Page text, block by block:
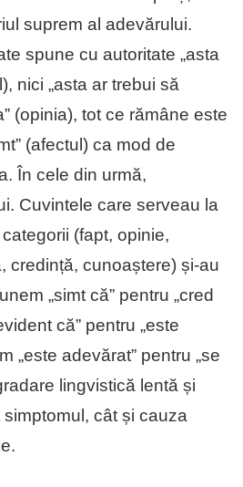
suprem al adevărului.
spune cu autoritate „asta
nici „asta ar trebui să
(opinia), tot ce rămâne este
(afectul) ca mod de
În cele din urmă,
Cuvintele care serveau la
(fapt, opinie,
credință, cunoaștere) și-au
„simt că” pentru „cred
că” pentru „este
„este adevărat” pentru „se
lingvistică lentă și
cât și cauza